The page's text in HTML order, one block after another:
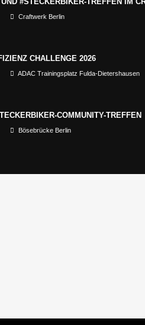
Craftwerk Berlin
CHALLENGE 2026
ADAC Trainingsplatz Fulda-Dietershausen
COMMUNITY-TREFFEN
Bösebrücke Berlin